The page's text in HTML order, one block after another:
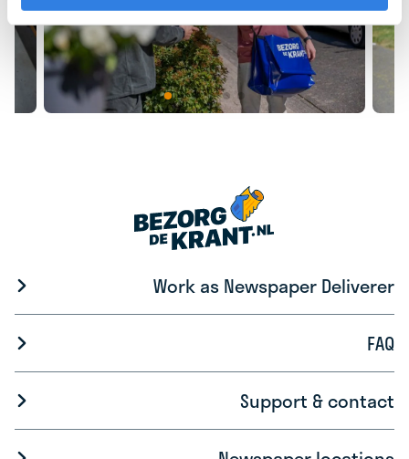
Work as Newspaper Deliverer
FAQ
Support & contact